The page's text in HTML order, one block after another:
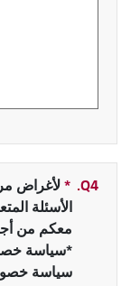
Q4.
*حقل
لأغراض
الأسئلة
معكم من
*سياسة
سياسة